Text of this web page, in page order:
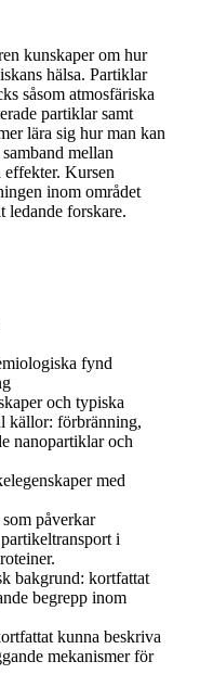
kunskaper om hur
hälsa. Partiklar
såsom atmosfäriska
partiklar samt
lära sig hur man kan
mellan
Kursen
inom området
ledande forskare.
fynd
och typiska
källor: förbränning,
nanopartiklar och
med
påverkar
i
bakgrund: kortfattat
begrepp inom
kunna beskriva
mekanismer för